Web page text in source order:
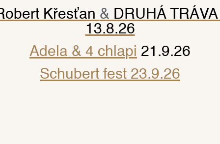
SA
Křesťan & DRUHÁ TRÁVA
13.8.26
Adela & 4 chlapi 21.9.26
Schubert fest 23.9.26